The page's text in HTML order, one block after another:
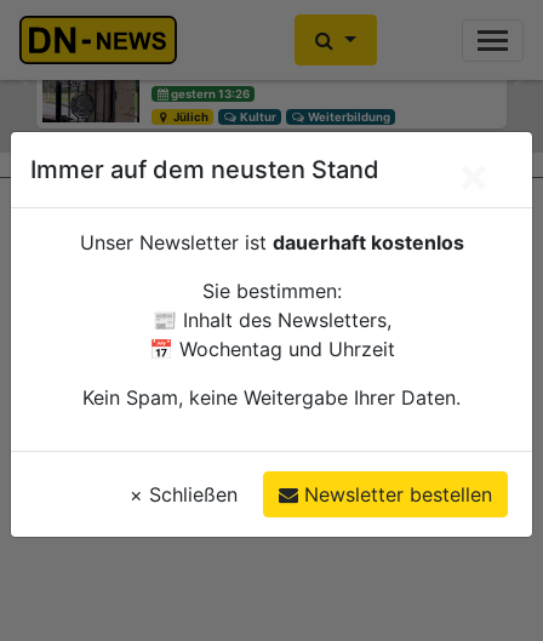
Diskussionen um Villa Buth:
Erinnerungsort oder Abriss?
gestern 13:26
Jülich
Kultur Weiterbildung
Einbrecher im Kleiderschrank
gefunden
gestern 10:30
Düren
Polizei
Previous
Immer auf dem neusten Stand
Unser Newsletter ist dauerhaft kostenlos
Sie bestimmen:
📰 Inhalt des Newsletters,
📅 Wochentag und Uhrzeit
Kein Spam, keine Weitergabe Ihrer Daten.
× Schließen Newsletter bestellen